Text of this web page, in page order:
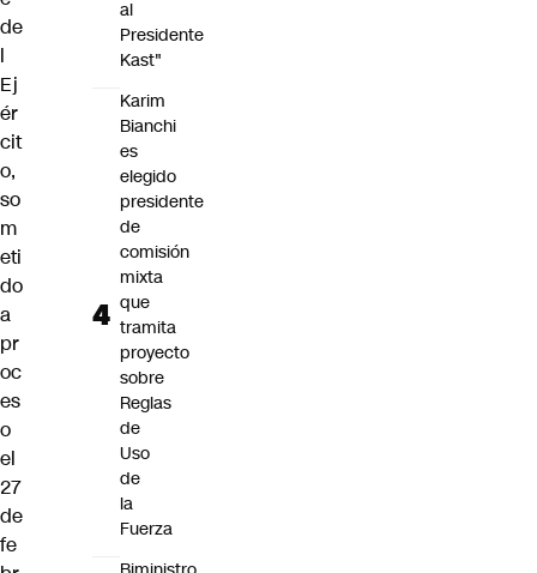
de
l
Ej
ér
cit
o,
so
m
eti
do
a
pr
oc
es
o
el
27
de
fe
al
Presidente
Kast"
Karim
Bianchi
es
elegido
presidente
de
comisión
mixta
que
tramita
proyecto
sobre
Reglas
de
Uso
de
la
Fuerza